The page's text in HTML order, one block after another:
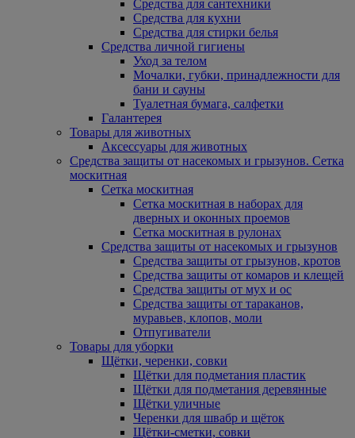
Средства для сантехники
Средства для кухни
Средства для стирки белья
Средства личной гигиены
Уход за телом
Мочалки, губки, принадлежности для
бани и сауны
Туалетная бумага, салфетки
Галантерея
Товары для животных
Аксессуары для животных
Средства защиты от насекомых и грызунов. Сетка
москитная
Сетка москитная
Сетка москитная в наборах для
дверных и оконных проемов
Сетка москитная в рулонах
Средства защиты от насекомых и грызунов
Средства защиты от грызунов, кротов
Средства защиты от комаров и клещей
Средства защиты от мух и ос
Средства защиты от тараканов,
муравьев, клопов, моли
Отпугиватели
Товары для уборки
Щётки, черенки, совки
Щётки для подметания пластик
Щётки для подметания деревянные
Щётки уличные
Черенки для швабр и щёток
Щётки-сметки, совки